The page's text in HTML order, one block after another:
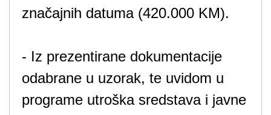
značajnih datuma (420.000 KM).
- Iz prezentirane dokumentacije
odabrane u uzorak, te uvidom u
programe utroška sredstava i javne